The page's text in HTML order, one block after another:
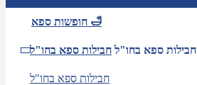
חופשות ספא 🛁
חבילות ספא בחו"ל חבילות ספא בחו"ל
חבילות ספא בחו"ל